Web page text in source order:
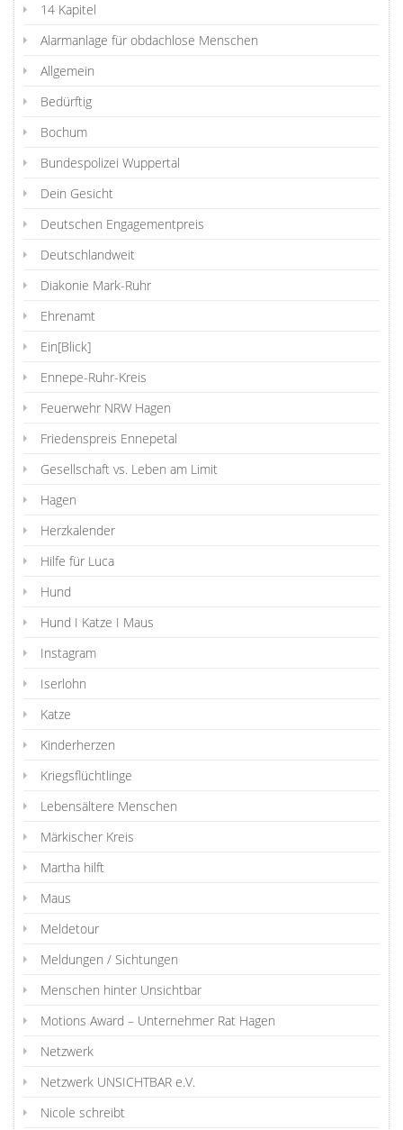
14 Kapitel
Alarmanlage für obdachlose Menschen
Allgemein
Bedürftig
Bochum
Bundespolizei Wuppertal
Dein Gesicht
Deutschen Engagementpreis
Deutschlandweit
Diakonie Mark-Ruhr
Ehrenamt
Ein[Blick]
Ennepe-Ruhr-Kreis
Feuerwehr NRW Hagen
Friedenspreis Ennepetal
Gesellschaft vs. Leben am Limit
Hagen
Herzkalender
Hilfe für Luca
Hund
Hund I Katze I Maus
Instagram
Iserlohn
Katze
Kinderherzen
Kriegsflüchtlinge
Lebensältere Menschen
Märkischer Kreis
Martha hilft
Maus
Meldetour
Meldungen / Sichtungen
Menschen hinter Unsichtbar
Motions Award – Unternehmer Rat Hagen
Netzwerk
Netzwerk UNSICHTBAR e.V.
Nicole schreibt